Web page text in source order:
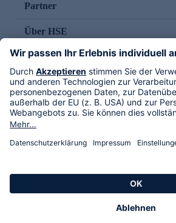
Partner
Über HSE
Im TV
HSE International